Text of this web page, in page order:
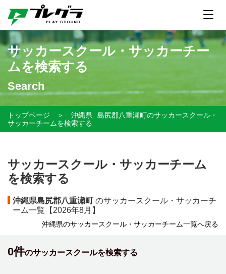
サッカースクール・サッカーチー
ムを検索する
Search
トップページ ＞ 沖縄県
島尻郡八重瀬町のサッカースクール・
サッカーチームを検索する
サッカースクール・サッカーチーム
を検索する
沖縄県島尻郡八重瀬町 のサッカースクール・サッカーチ
ーム一覧【 2026年8月】
沖縄県のサッカースクール・サッカーチーム一覧へ戻る
0件のサッカースクールを検索する